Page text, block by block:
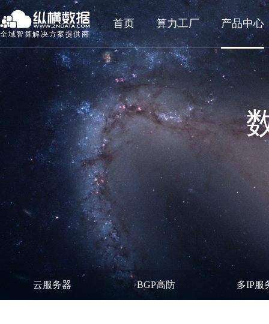
全域智算解决方案提供商
首页 算力工厂 产品中心
云服务器 BGP高防 多IP服